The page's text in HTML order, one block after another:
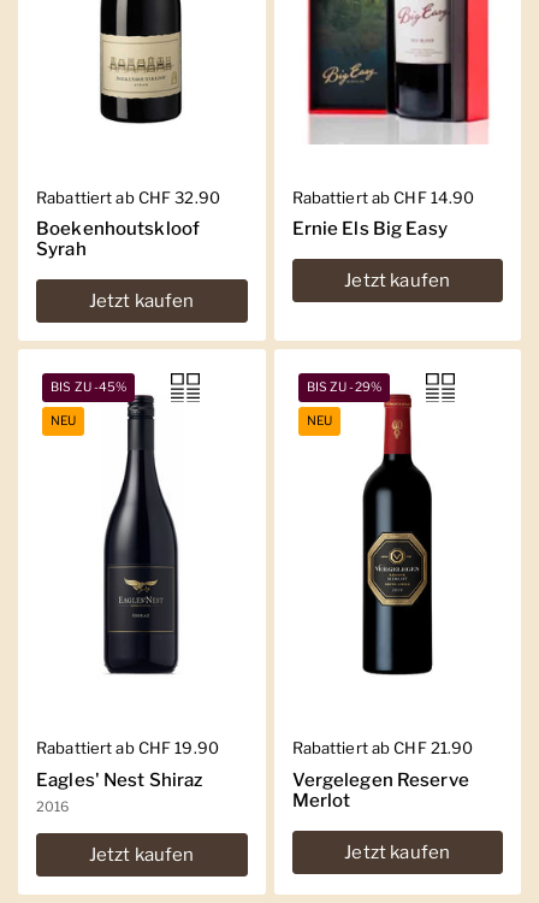
Regulärer Preis
Rabattiert ab CHF 32.90
Boekenhoutskloof
Syrah
Jetzt kaufen
Regulärer Preis
Rabattiert ab CHF 14.90
Ernie Els Big Easy
Jetzt kaufen
Regulärer Preis
Rabattiert ab CHF 19.90
Eagles' Nest Shiraz
2016
Jetzt kaufen
BIS ZU -45%
NEU
Regulärer Preis
Rabattiert ab CHF 21.90
Vergelegen Reserve
Merlot
Jetzt kaufen
BIS ZU -29%
NEU